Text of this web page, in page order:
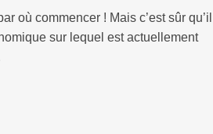
où commencer ! Mais c’est sûr qu’il
sur lequel est actuellement